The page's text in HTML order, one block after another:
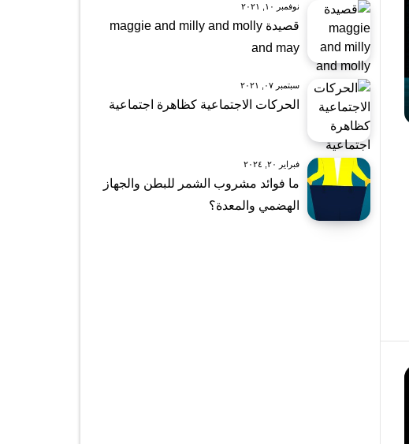
نوفمبر ١٠, ٢٠٢١
قصيدة maggie and milly and molly
and may
سبتمبر ٠٧, ٢٠٢١
الحركات الاجتماعية كظاهرة اجتماعية
فبراير ٢٠, ٢٠٢٤
ما فوائد مشروب الشمر للبطن والجهاز
الهضمي والمعدة؟